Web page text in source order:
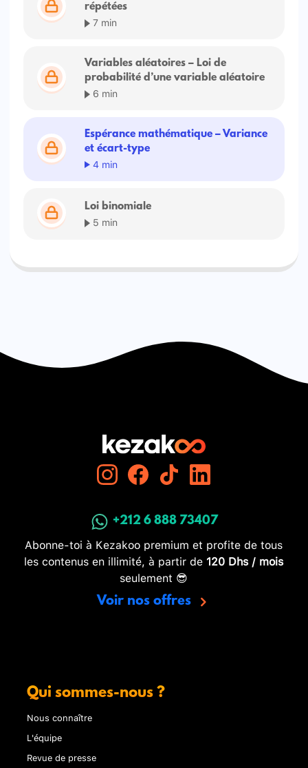
répétées
7 min
Variables aléatoires – Loi de
probabilité d’une variable aléatoire
6 min
Espérance mathématique – Variance
et écart-type
4 min
Loi binomiale
5 min
+212 6 888 73407
Abonne-toi à Kezakoo premium et profite de tous
les contenus en illimité, à partir de 120 Dhs / mois
seulement 😎
Voir nos offres
Qui sommes-nous ?
Nous connaître
L'équipe
Revue de presse